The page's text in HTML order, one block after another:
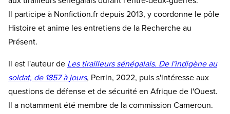
Il participe à Nonfiction.fr depuis 2013, y coordonne le pôle
Histoire et anime les entretiens de la Recherche au
Présent.
Il est l'auteur de Les tirailleurs sénégalais. De l'indigène au
soldat, de 1857 à jours, Perrin, 2022, puis s'intéresse aux
questions de défense et de sécurité en Afrique de l'Ouest.
Il a notamment été membre de la commission Cameroun.